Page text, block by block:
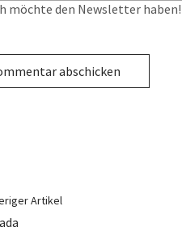
möchte den Newsletter
Artikel